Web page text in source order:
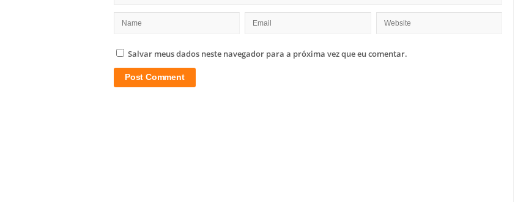
Salvar meus dados neste navegador para a próxima vez que eu comentar.